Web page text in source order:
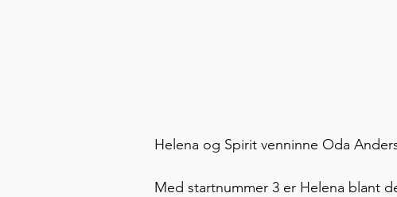
Helena og Spirit venninne Oda
Med startnummer 3 er Helena blant